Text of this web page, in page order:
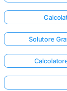
Accedi
qui!
Solutore